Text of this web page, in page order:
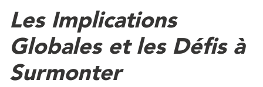
Les Implications
Globales et les Défis à
Surmonter